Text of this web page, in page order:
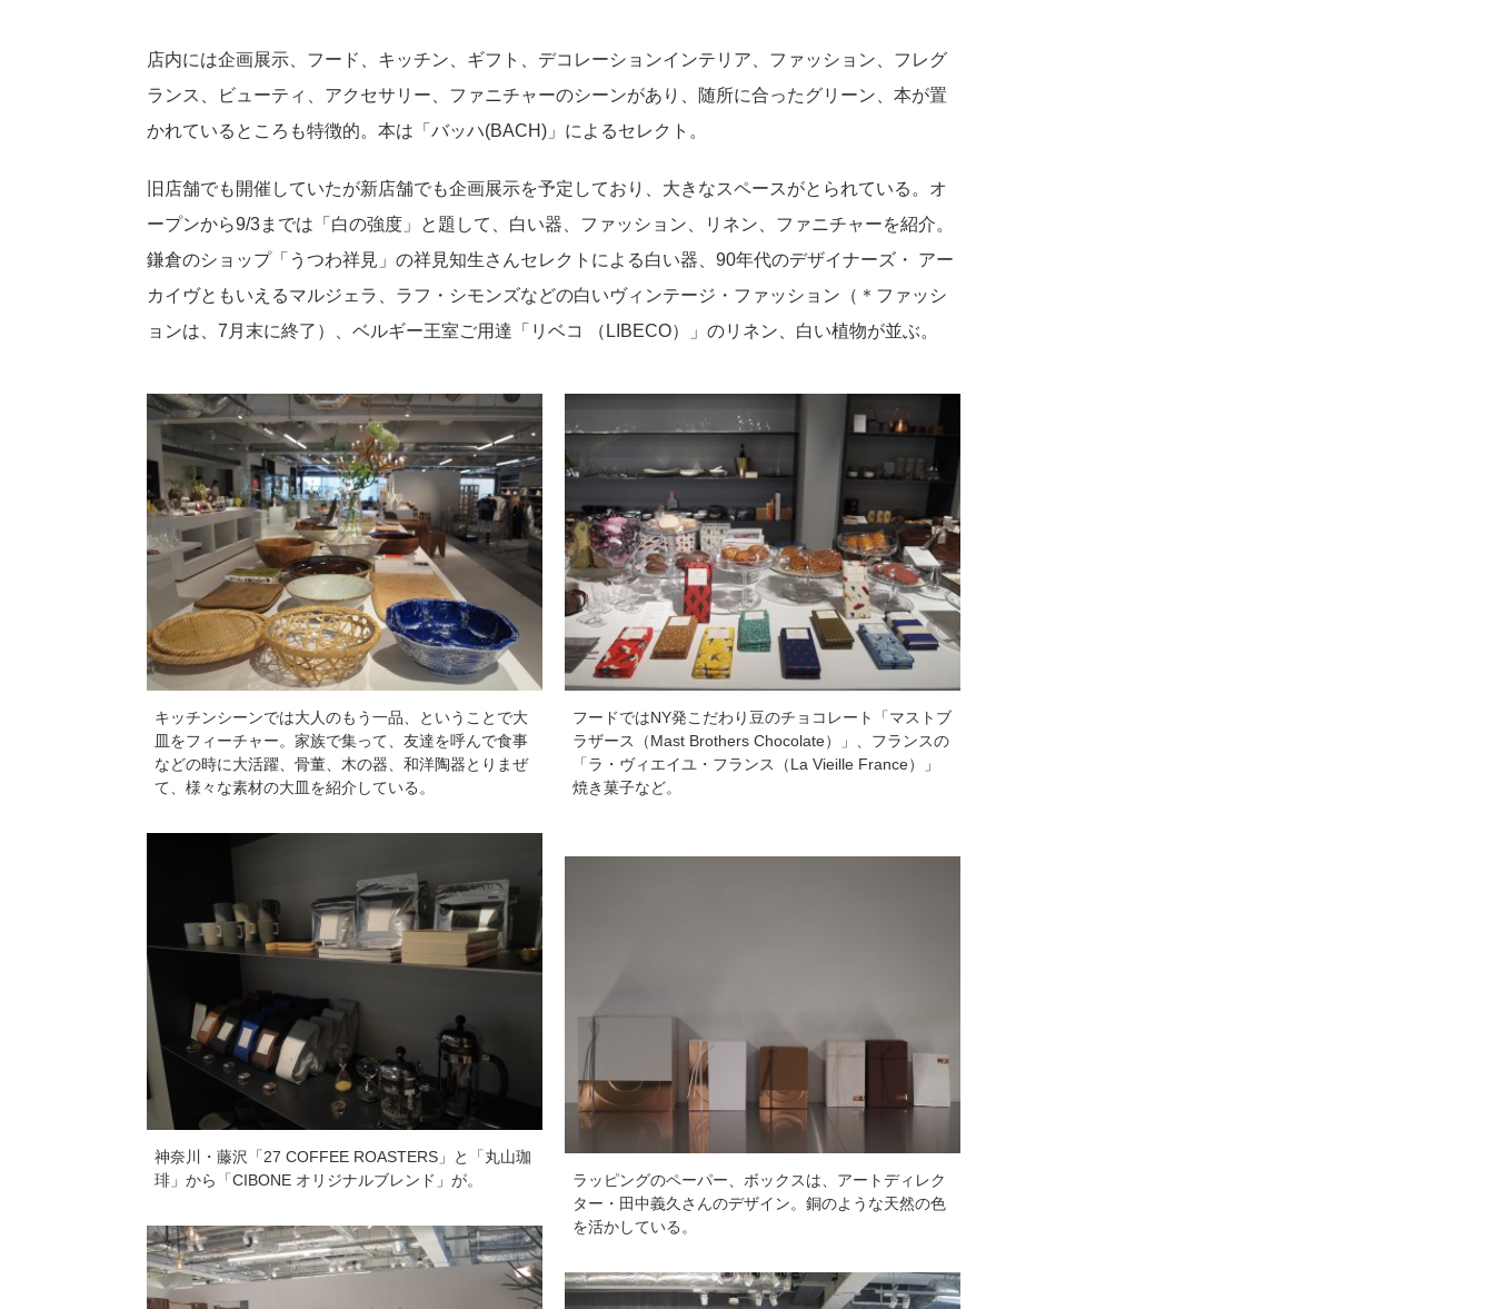
店内には企画展示、フード、キッチン、ギフト、デコレーションインテリア、ファッション、フレグ
ランス、ビューティ、アクセサリー、ファニチャーのシーンがあり、随所に合ったグリーン、本が置
かれているところも特徴的。本は「バッハ(BACH)」によるセレクト。
旧店舗でも開催していたが新店舗でも企画展示を予定しており、大きなスペースがとられている。オ
ープンから9/3までは「白の強度」と題して、白い器、ファッション、リネン、ファニチャーを紹介。
鎌倉のショップ「うつわ祥見」の祥見知生さんセレクトによる白い器、90年代のデザイナーズ・ アー
カイヴともいえるマルジェラ、ラフ・シモンズなどの白いヴィンテージ・ファッション（＊ファッシ
ョンは、7月末に終了）、ベルギー王室ご用達「リベコ （LIBECO）」のリネン、白い植物が並ぶ。
キッチンシーンでは大人のもう一品、ということで大
皿をフィーチャー。家族で集って、友達を呼んで食事
などの時に大活躍、骨董、木の器、和洋陶器とりまぜ
て、様々な素材の大皿を紹介している。
神奈川・藤沢「27 COFFEE ROASTERS」と「丸山珈
琲」から「CIBONE オリジナルブレンド」が。
フードではNY発こだわり豆のチョコレート「マストブ
ラザース（Mast Brothers Chocolate）」、フランスの
「ラ・ヴィエイユ・フランス（La Vieille France）」
焼き菓子など。
ラッピングのペーパー、ボックスは、アートディレク
ター・田中義久さんのデザイン。銅のような天然の色
を活かしている。